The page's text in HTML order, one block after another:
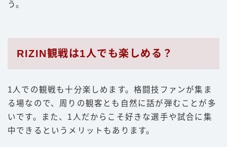
う。
RIZIN観戦は1人でも楽しめる？
1人での観戦も十分楽しめます。格闘技ファンが集ま
る場なので、周りの観客とも自然に話が弾むことが多
いです。また、1人だからこそ好きな選手や試合に集
中できるというメリットもあります。